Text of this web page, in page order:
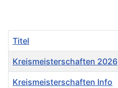
Titel
Kreismeisterschaften 2026
Kreismeisterschaften Info